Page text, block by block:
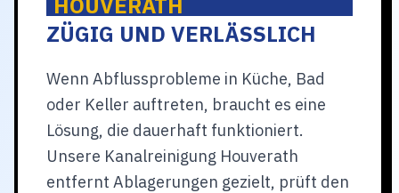
ZÜGIG UND VERLÄSSLICH
Wenn Abflussprobleme in Küche, Bad
oder Keller auftreten, braucht es eine
Lösung, die dauerhaft funktioniert.
Unsere Kanalreinigung Houverath
entfernt Ablagerungen gezielt, prüft den